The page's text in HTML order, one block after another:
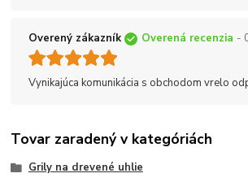
Overený zákazník Overená recenzia -
Vynikajúca komunikácia s obchodom vrelo
Tovar zaradený v kategóriách
Grily na drevené uhlie